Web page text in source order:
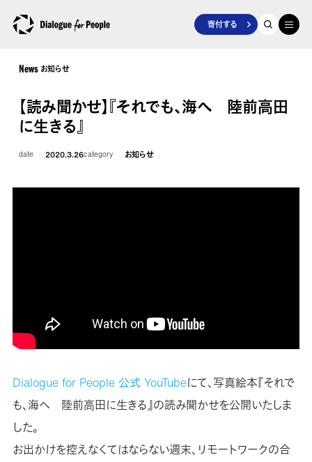
寄付する
News お知らせ
【読み聞かせ】『それでも、海へ 陸前高田
に生きる』
date 2020.3.26category お知らせ
Dialogue for People 公式 YouTubeにて、写真絵本『それで
も、海へ 陸前高田に生きる』の読み聞かせを公開いたしま
した。
お出かけを控えなくてはならない週末、リモートワークの合